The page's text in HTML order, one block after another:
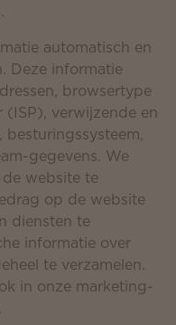
automatisch en
Deze informatie
browsertype
verwijzende en
gegevens. We
website te
op de website
diensten te
informatie over
te verzamelen.
in onze marketing-